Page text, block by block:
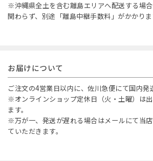
※沖縄県全土を含む離島エリアへ配送する場
関わらず、別途「離島中継手数料」がかかりま
お届けについて
ご注文の4営業日以内に、佐川急便にて国内発
※オンラインショップ定休日（火・土曜）は
ます。
※万が一、発送が遅れる場合はメールにて当
ていただきます。